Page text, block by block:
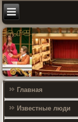
Главная
Известные люди